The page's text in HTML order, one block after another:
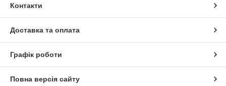
Контакти
Доставка та оплата
Графік роботи
Повна версія сайту